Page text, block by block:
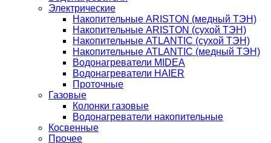
Электрические
Накопительные ARISTON (медный ТЭН)
Накопительные ARISTON (сухой ТЭН)
Накопительные ATLANTIC (сухой ТЭН)
Накопительные ATLANTIC (медный ТЭН)
Водонагреватели MIDEA
Водонагреватели HAIER
Проточные
Газовые
Колонки газовые
Водонагреватели накопительные
Косвенные
Прочее